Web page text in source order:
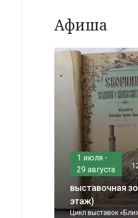
Афиша
1 июля -
29 августа
выставочная
этаж)
Цикл выставок